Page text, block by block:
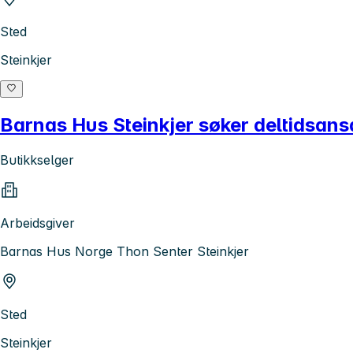
Sted
Steinkjer
Barnas Hus Steinkjer søker
Butikkselger
Arbeidsgiver
Barnas Hus Norge Thon Senter Steinkjer
Sted
Steinkjer